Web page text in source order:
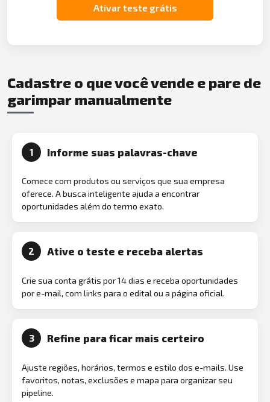
Ativar teste grátis
Cadastre o que você vende e pare de
garimpar manualmente
1 Informe suas palavras-chave
Comece com produtos ou serviços que sua empresa
oferece. A busca inteligente ajuda a encontrar
oportunidades além do termo exato.
2 Ative o teste e receba alertas
Crie sua conta grátis por 14 dias e receba oportunidades
por e-mail, com links para o edital ou a página oficial.
3 Refine para ficar mais certeiro
Ajuste regiões, horários, termos e estilo dos e-mails. Use
favoritos, notas, exclusões e mapa para organizar seu
pipeline.